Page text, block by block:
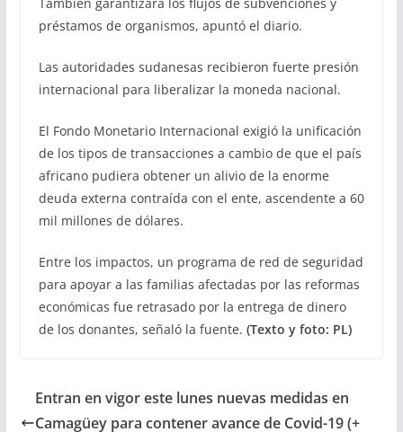
También garantizará los flujos de subvenciones y
préstamos de organismos, apuntó el diario.
Las autoridades sudanesas recibieron fuerte presión
internacional para liberalizar la moneda nacional.
El Fondo Monetario Internacional exigió la unificación
de los tipos de transacciones a cambio de que el país
africano pudiera obtener un alivio de la enorme
deuda externa contraída con el ente, ascendente a 60
mil millones de dólares.
Entre los impactos, un programa de red de seguridad
para apoyar a las familias afectadas por las reformas
económicas fue retrasado por la entrega de dinero
de los donantes, señaló la fuente. (Texto y foto: PL)
Entran en vigor este lunes nuevas medidas en
Camagüey para contener avance de Covid-19 (+